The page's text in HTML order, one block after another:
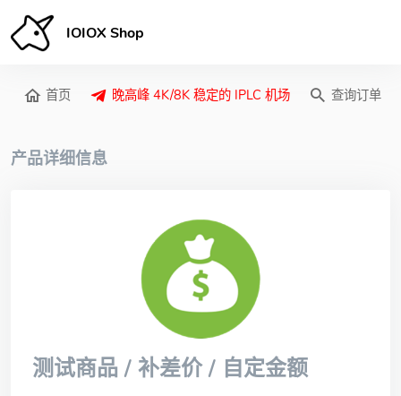
IOIOX Shop
首页 晚高峰 4K/8K 稳定的 IPLC 机场 查询订单
产品详细信息
测试商品 / 补差价 / 自定金额